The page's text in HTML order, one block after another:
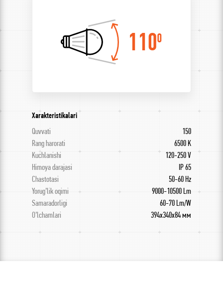
110
0
Xarakteristikalari
Quvvati
150
Rang harorati
6500 K
Kuchlanishi
120-250 V
Himoya darajasi
IP 65
Chastotasi
50-60 Hz
Yorug’lik oqimi
9000-10500 Lm
Samaradorligi
60-70 Lm/W
O’lchamlari
394x340x84 мм